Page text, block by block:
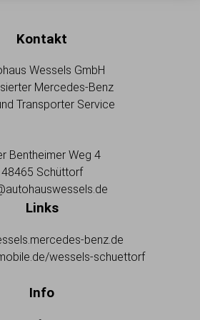
Kontakt
Wessels GmbH
Mercedes-Benz
Transporter Service
Bentheimer Weg 4
48465 Schüttorf
Links
benz.de
wessels-schuettorf
Info